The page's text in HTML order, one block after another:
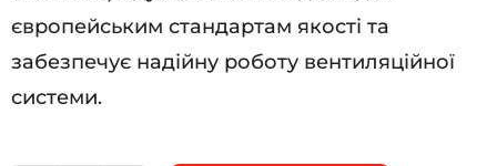
європейським стандартам якості та
забезпечує надійну роботу вентиляційної
системи.